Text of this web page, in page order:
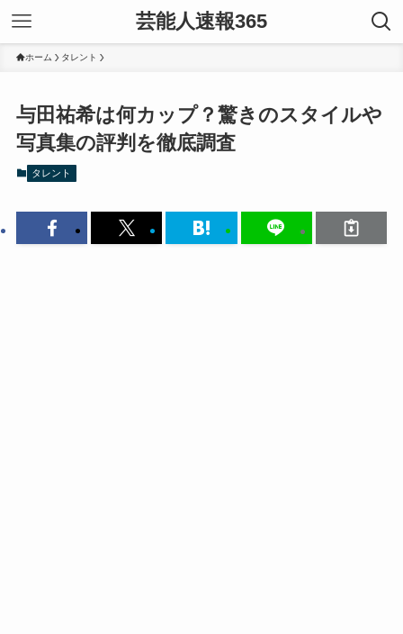
芸能人速報365
ホーム タレント
与田祐希は何カップ？驚きのスタイルや
写真集の評判を徹底調査
タレント